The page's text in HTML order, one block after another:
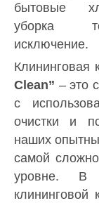
бытовые
уборка
исключение.
Клининговая
Clean” – это
с
очистки и
наших
самой
уровне. В
клининговой